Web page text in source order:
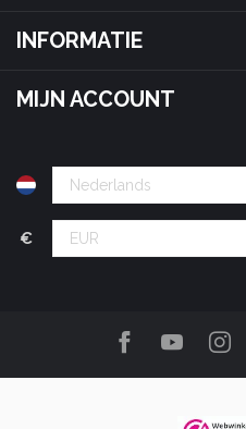
INFORMATIE
MIJN ACCOUNT
€